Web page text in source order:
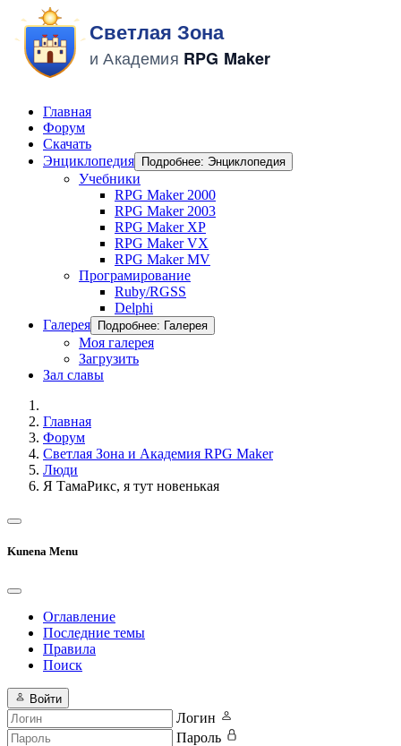
Главная
Форум
Скачать
Энциклопедия
Подробнее: Энциклопедия
Учебники
RPG Maker 2000
RPG Maker 2003
RPG Maker XP
RPG Maker VX
RPG Maker MV
Програмирование
Ruby/RGSS
Delphi
Галерея
Подробнее: Галерея
Моя галерея
Загрузить
Зал славы
Главная
Форум
Светлая Зона и Академия RPG Maker
Люди
Я ТамаРикс, я тут новенькая
Kunena Menu
Оглавление
Последние темы
Правила
Поиск
Войти
Логин
Пароль